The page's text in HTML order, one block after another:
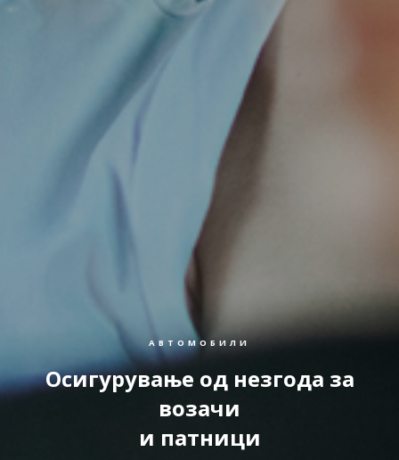
АВТОМОБИЛИ
Осигурување од незгода за
возачи
и патници